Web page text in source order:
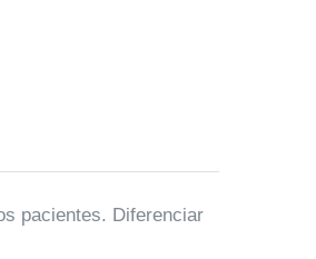
pacientes. Diferenciar